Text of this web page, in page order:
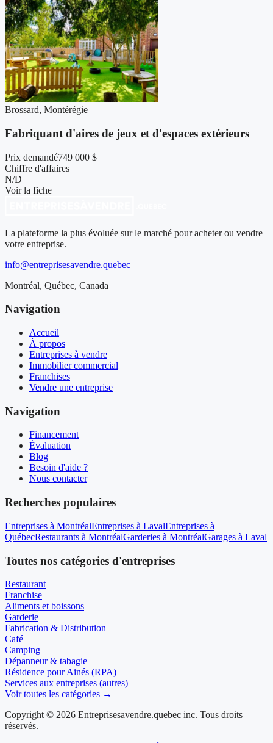
Brossard, Montérégie
Fabriquant d'aires de jeux et d'espaces extérieurs
Prix demandé749 000 $
Chiffre d'affaires
N/D
Voir la fiche
La plateforme la plus évoluée sur le marché pour acheter ou vendre
votre entreprise.
info@entreprisesavendre.quebec
Montréal, Québec, Canada
Navigation
Accueil
À propos
Entreprises à vendre
Immobilier commercial
Franchises
Vendre une entreprise
Navigation
Financement
Évaluation
Blog
Besoin d'aide ?
Nous contacter
Recherches populaires
Entreprises à MontréalEntreprises à LavalEntreprises à
QuébecRestaurants à MontréalGarderies à MontréalGarages à Laval
Toutes nos catégories d'entreprises
Restaurant
Franchise
Aliments et boissons
Garderie
Fabrication & Distribution
Café
Camping
Dépanneur & tabagie
Résidence pour Ainés (RPA)
Services aux entreprises (autres)
Voir toutes les catégories →
Copyright © 2026 Entreprisesavendre.quebec inc. Tous droits
réservés.